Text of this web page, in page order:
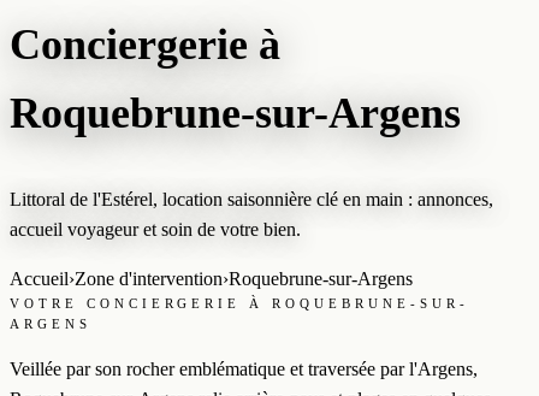
Conciergerie à
Roquebrune-sur-Argens
Littoral de l'Estérel, location saisonnière clé en main : annonces,
accueil voyageur et soin de votre bien.
Accueil›Zone d'intervention›Roquebrune-sur-Argens
VOTRE CONCIERGERIE À ROQUEBRUNE-SUR-
ARGENS
Veillée par son rocher emblématique et traversée par l'Argens,